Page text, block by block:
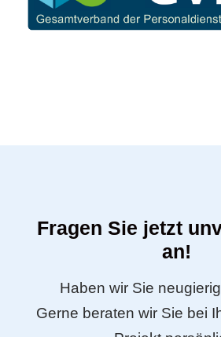
Fragen Sie jetzt
an!
Haben wir Sie
Gerne beraten wir Sie bei